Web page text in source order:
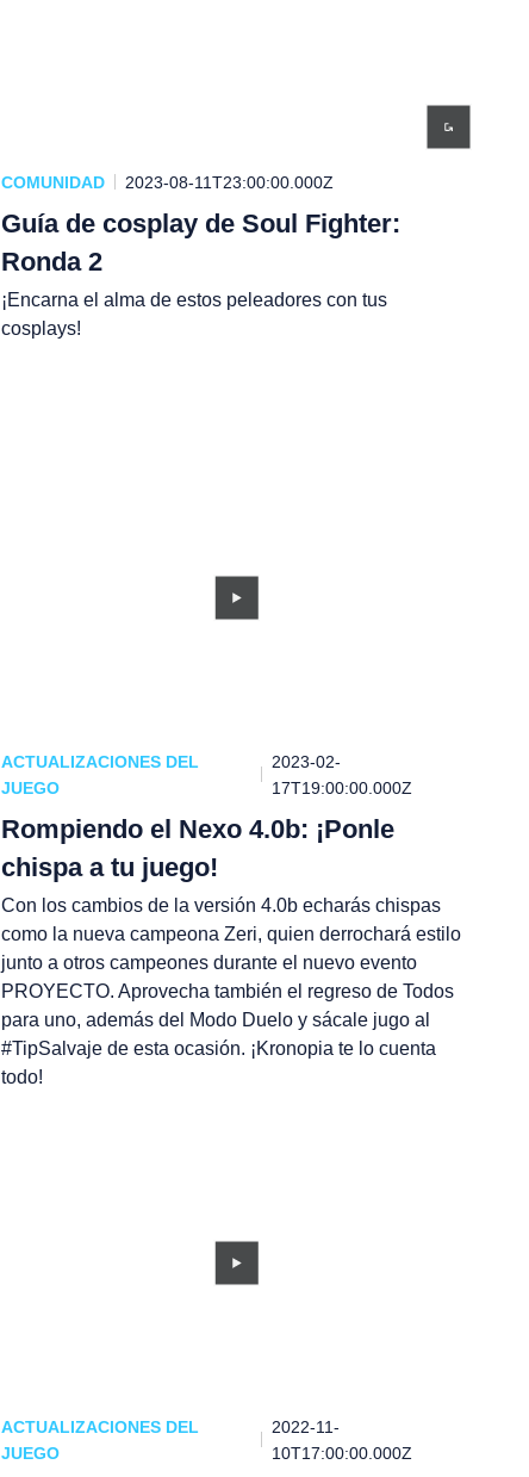
COMUNIDAD 2023-08-11T23:00:00.000Z
Guía de cosplay de Soul Fighter:
Ronda 2
¡Encarna el alma de estos peleadores con tus
cosplays!
ACTUALIZACIONES DEL
JUEGO
2023-02-
17T19:00:00.000Z
Rompiendo el Nexo 4.0b: ¡Ponle
chispa a tu juego!
Con los cambios de la versión 4.0b echarás chispas
como la nueva campeona Zeri, quien derrochará estilo
junto a otros campeones durante el nuevo evento
PROYECTO. Aprovecha también el regreso de Todos
para uno, además del Modo Duelo y sácale jugo al
#TipSalvaje de esta ocasión. ¡Kronopia te lo cuenta
todo!
ACTUALIZACIONES DEL
JUEGO
2022-11-
10T17:00:00.000Z